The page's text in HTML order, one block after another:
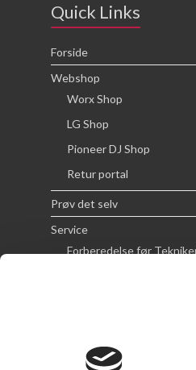
Quick Links
Forside
Webshop
Worx Shop
LG Shop
Pioneer DJ Shop
Retur portal
Prøv det selv
Service
Forberedelse før
Handelsbetingelser